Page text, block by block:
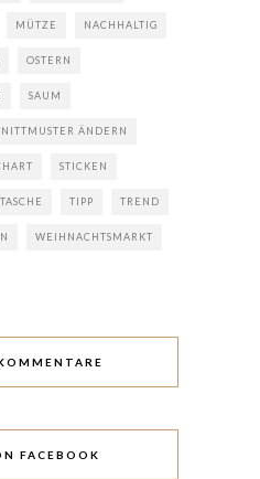
MÜTZE NACHHALTIG
OSTERN
SAUM
ÄNDERN
STICKEN
TASCHE TIPP TREND
WEIHNACHTSMARKT
FACEBOOK